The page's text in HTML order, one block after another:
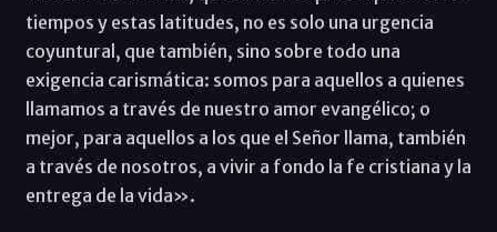
tiempos y estas latitudes, no es solo una urgencia
coyuntural, que también, sino sobre todo una
exigencia carismática: somos para aquellos a quienes
llamamos a través de nuestro amor evangélico; o
mejor, para aquellos a los que el Señor llama, también
a través de nosotros, a vivir a fondo la fe cristiana y la
entrega de la vida».